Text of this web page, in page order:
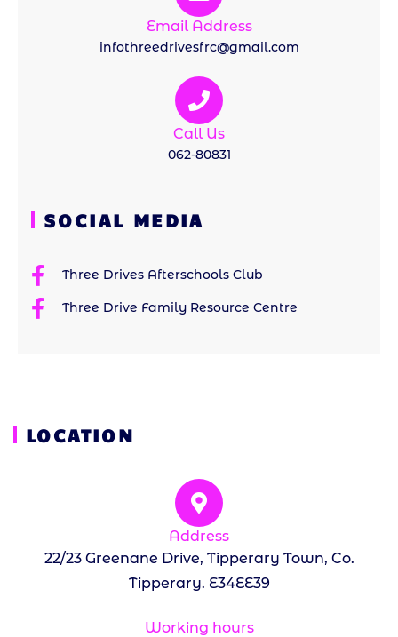
Email Address
infothreedrivesfrc@gmail.com
Call Us
062-80831
SOCIAL MEDIA
Three Drives Afterschools Club
Three Drive Family Resource Centre
LOCATION
Address
22/23 Greenane Drive, Tipperary Town, Co.
Tipperary. E34EE39
Working hours